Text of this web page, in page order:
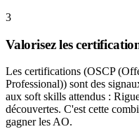
3
Valorisez les
Les certifications (OSCP
Professional)) sont des
aux soft skills attendus :
découvertes. C'est cette
gagner les AO.